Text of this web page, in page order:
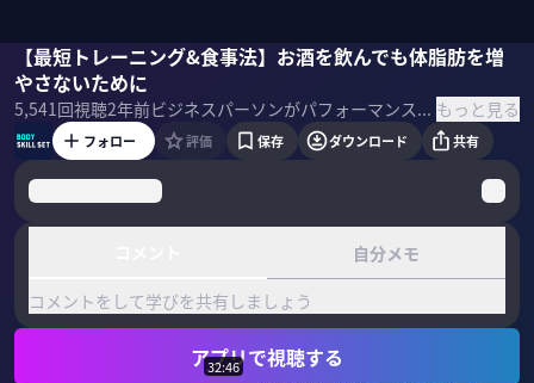
【最短トレーニング&食事法】お酒を飲んでも体脂肪を増
やさないために
5,541回視聴2年前 ビジネスパーソンがパフォーマンスを最大限かつ安定的に発揮するために必要な カラダ・心の鍛え方を一流のプロから学んでいく。 もっと見る
山本義徳 成田修造国山ハセン
フォロー 評価 保存 ダウンロード 共有
自分メモ
コメントをして学びを共有しましょう
アプリで視聴する
32:46